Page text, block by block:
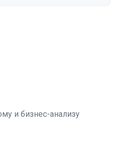
и бизнес-анализу